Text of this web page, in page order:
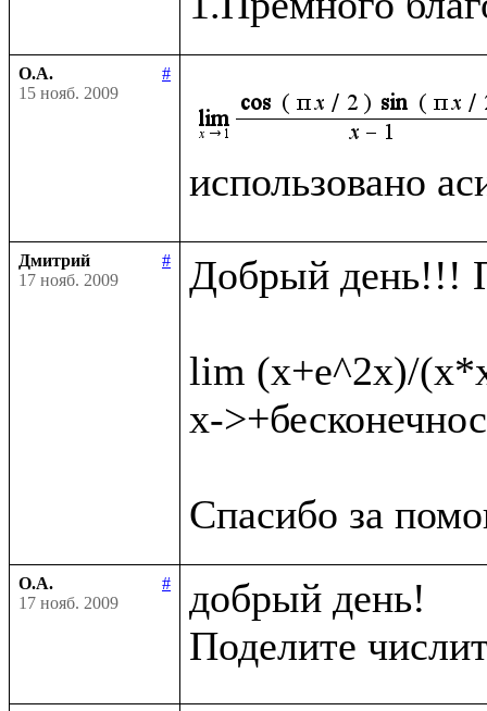
О.А.
#
15 нояб. 2009
использовано
Дмитрий
#
17 нояб. 2009
Добрый день!!!
lim (x+e^2x)/
x-
О.А.
#
17 нояб. 2009
добрый день!
Поделите